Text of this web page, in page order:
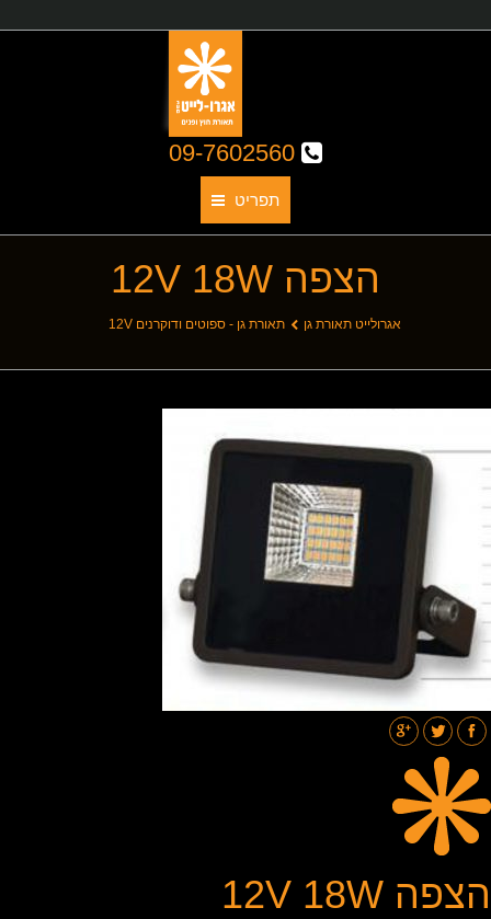
תפריט
תאורת גן
אודותינו
תאורת חוץ
תאורת פנים
תאורת רחובות
בלוג
גלריות
הצפה 12V 18W
אגרולייט תאורת גן תאורת גן - ספוטים ודוקרנים 12V
הצפה 12V 18W